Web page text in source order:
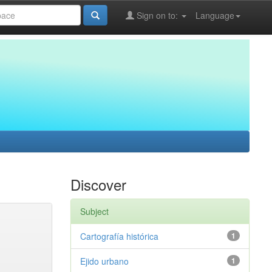
Language
Sign on to:
Discover
Subject
1
Cartografía histórica
1
Ejido urbano